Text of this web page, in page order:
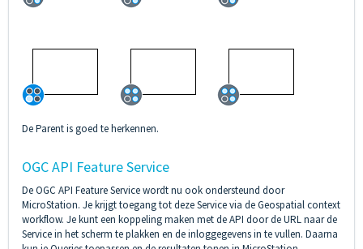
De Parent is goed te herkennen.
OGC API Feature Service
De OGC API Feature Service wordt nu ook ondersteund door
MicroStation. Je krijgt toegang tot deze Service via de Geospatial context
workflow. Je kunt een koppeling maken met de API door de URL naar de
Service in het scherm te plakken en de inloggegevens in te vullen. Daarna